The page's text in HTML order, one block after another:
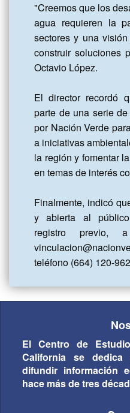
"Creemos que los
agua requieren la
sectores y una
construir soluciones
Octavio López.
El director recordó
parte de una serie
por Nación Verde
a iniciativas
la región y fomentar
en temas de interés
Finalmente, indicó
y abierta al
registro previo,
teléfono (664) 120-
El Centro de
California se
difundir información
hace más de tres